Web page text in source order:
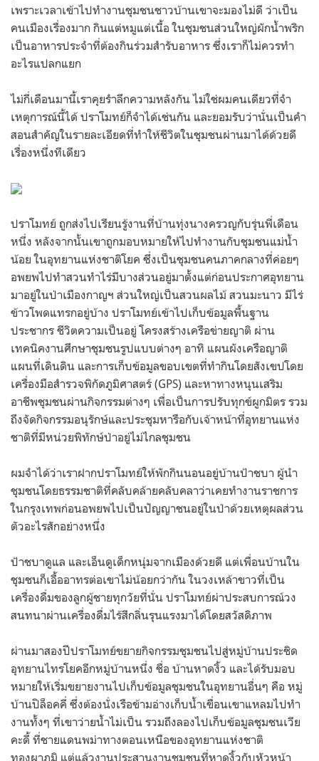
เพราะเวลาเข้าไปทำงานชุมชนชาวบ้านเขาจะมองไม่ดี ว่าเป็น
คนเมืองเรื่องมาก กินแต่หมูแต่เนื้อ ในชุมชนส่วนใหญ่ผักน้ำพริก
เป็นอาหารประจำที่ต้องกินร่วมสำรับอาหาร ซึ่งเราก็ไม่ควรทำ
อะไรแปลกแยก
ไม่กี่เดือนมานี้เราคุยรำลึกความหลังกัน ไม่ใช่ผมคนเดียวที่จำ
เหตุการณ์นี้ได้ ปราโมทย์ก็จำได้เช่นกัน และยอมรับว่านั่นเป็นคำ
สอนสำคัญในรายละเอียดที่ทำให้ชีวิตในชุมชนผ่านมาได้ด้วยดี
เรื่องหนึ่งทีเดียว
ปราโมทย์ ถูกส่งไปเรียนรู้งานที่บ้านทุ่งนางครวญกับรุ่นพี่เดือน
หนึ่ง หลังจากนั้นเขาถูกมอบหมายให้ไปทำงานกับชุมชนแม่น้ำ
น้อย ในอุทยานแห่งชาติโยค ซึ่งเป็นชุมชนคนภาคกลางที่ค่อยๆ
อพยพไปทำสวนทำไร่มีบางส่วนอยู่มาตั้งแต่ก่อนประกาศอุทยาน
มาอยู่ในป่าเมืองกาญฯ ส่วนใหญ่เป็นสวนผลไม้ สวนมะนาว มีไร่
ข้าวโพดแทรกอยู่บ้าง ปราโมทย์เข้าไปเก็บข้อมูลพื้นฐาน
ประชากร ชีวิตความเป็นอยู่ โครงสร้างเครือข่ายญาติ ผ่าน
เทคนิคงานศึกษาชุมชนรูปแบบต่างๆ อาทิ แผนผังเครือญาติ
แผนที่เดินดิน และการเก็บข้อมูลขอบเขตที่ทำกินโดยสังเขปโดย
เครื่องมือสำรวจพิกัดภูมิศาสตร์ (GPS) และหาทางหนุนเสริม
อาชีพชุมชนผ่านกิจกรรมต่างๆ เพื่อเป็นการปรับทุกข์ผูกมิตร รวม
ถึงจัดกิจกรรมอนุรักษ์และประชุมหารือกับเจ้าหน้าที่อุทยานแห่ง
ชาติที่มีหน่วยพิทักษ์ป่าอยู่ไม่ไกลชุมชน
ผมจำได้ว่าเราฝากปราโมทย์ให้พักกินนอนอยู่บ้านป้าชบา ผู้นำ
ชุมชนโดยธรรมชาติที่คลับคล้ายคลับคลาว่าเคยทำงานราชการ
ในกรุงเทพก่อนอพยพไปเป็นปัญญาชนอยู่ในป่าด้วยเหตุผลส่วน
ตัวอะไรสักอย่างหนึ่ง
ป้าชบาดูแล และเอ็นดูเด็กหนุ่มจากเมืองด้วยดี แต่เพื่อนบ้านใน
ชุมชนก็เอื้ออาทรต่อเขาไม่น้อยกว่ากัน ในวงเหล้าขาวที่เป็น
เครื่องดื่มของลูกผู้ชายทุกวัยที่นั่น ปราโมทย์ผ่าประสบการณ์วง
สนทนาผ่านเครื่องดื่มไร้สีกลิ่นรุนแรงมาได้โดยสวัสดิภาพ
ผ่านมาสองปีปราโมทย์ขยายกิจกรรมชุมชนไปสู่หมู่บ้านประชิด
อุทยานไทรโยคอีกหมู่บ้านหนึ่ง ชื่อ บ้านหาดงิ้ว และได้รับมอบ
หมายให้เริ่มขยายงานไปเก็บข้อมูลชุมชนในอุทยานอื่นๆ คือ หมู่
บ้านปิล็อคคี่ ซึ่งต้องนั่งเรือข้ามอ่างเก็บน้ำเขื่อนเขาแหลมไปทำ
งานทั้งๆ ที่เขาว่ายน้ำไม่เป็น รวมถึงลองไปเก็บข้อมูลชุมชนเวีย
คะดี้ ที่ชายแดนพม่าทางตอนเหนือของอุทยานแห่งชาติ
ทองผาภูมิ แต่แล้วงานประสานงานชุมชนที่หาดงิ้วกับหัวหน้า